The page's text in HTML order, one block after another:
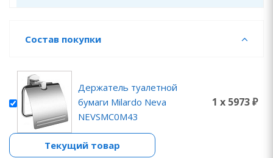
Состав покупки
Держатель туалетной
бумаги Milardo Neva
NEVSMC0M43
1 x 5973 ₽
Текущий товар